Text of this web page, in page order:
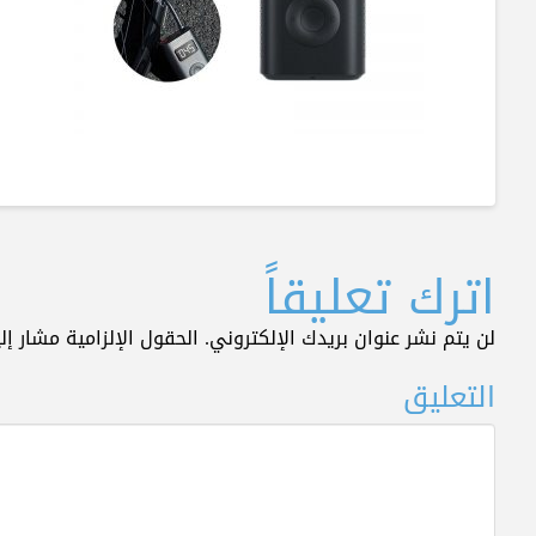
اترك تعليقاً
لن يتم نشر عنوان بريدك الإلكتروني. الحقول الإلزامية مشار
التعليق